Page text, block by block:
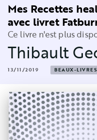
Mes Recettes
avec livret
Ce livre n'est plus
Thibault
13/11/2019 BEAUX-LIVRES